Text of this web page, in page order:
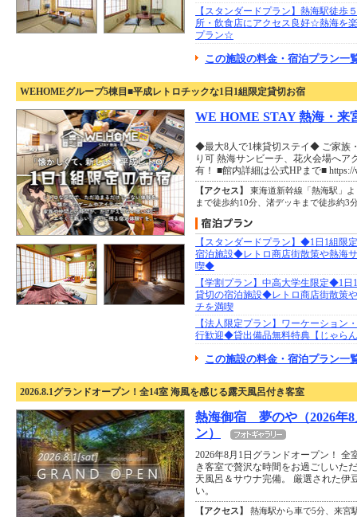
【スタンダードプラン】熱海駅徒歩
所・飲食店にアクセス良好☆熱海を
プラン☆
この施設の料金・宿泊プラン
WEHOMEグループ5棟目■平成レトロチックな1日1組限定貸切お宿
WE HOME STAY 熱海・来
◆最大8人で1棟貸切ステイ◆ ご家族
り可 熱海サンビーチ、花火会場へア
有！ ■館内詳細は公式HPまで■ https://
【アクセス】
東海道新幹線「熱海駅」
まで徒歩約10分、渚デッキまで徒歩約3
【スタンダードプラン】◆1日1組限
宿泊施設◆レトロ商店街散策や熱海
喫◆
【学割プラン】中高大学生限定◆1
貸切の宿泊施設◆レトロ商店街散策
チを満喫
【法人限定プラン】ワーケーション
行歓迎◆貸出備品無料特典【じゃら
この施設の料金・宿泊プラン
2026.8.1グランドオープン！全14室 海風を感じる露天風呂付き客室
熱海御宿 夢のや（2026年8
ン）
2026年8月1日グランドオープン！ 全
き客室で贅沢な時間をお過ごしいた
天風呂＆サウナ完備。 厳選された伊
い。
【アクセス】 熱海駅から車で5分、来宮